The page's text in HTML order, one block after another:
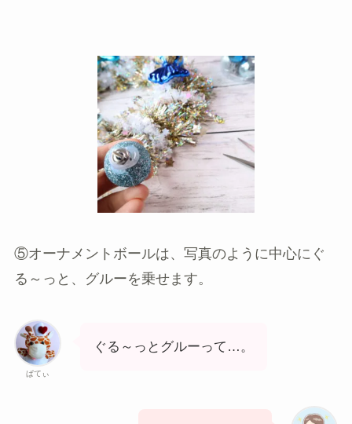
⑤オーナメントボールは、写真のように中心にぐ
る～っと、グルーを乗せます。
ぱてぃ
ぐる～っとグルーって…。